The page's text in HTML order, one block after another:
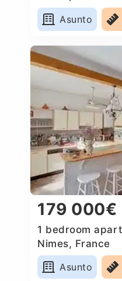
Asunto
179 000€
1 bedroom
Nimes, France
Asunto